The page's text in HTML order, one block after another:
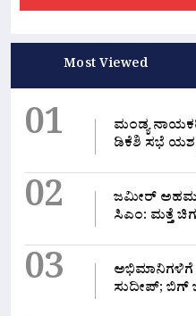
Most Viewed
01
ಮಂಡ್ಯ
ಡಿಕೆಶಿ ಸಭೆ
02
ಜಮೀರ್
ಸಿಎಂ: ಮತ್ತೆ
03
ಅಭಿಮಾನಿಗಳಿಗೆ
ಸುದೀಪ್; ಬಿಗ್